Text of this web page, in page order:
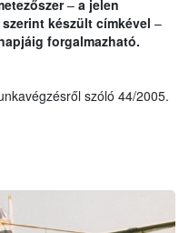
– a jelen
készült címkével –
forgalmazható.
szóló 44/2005.